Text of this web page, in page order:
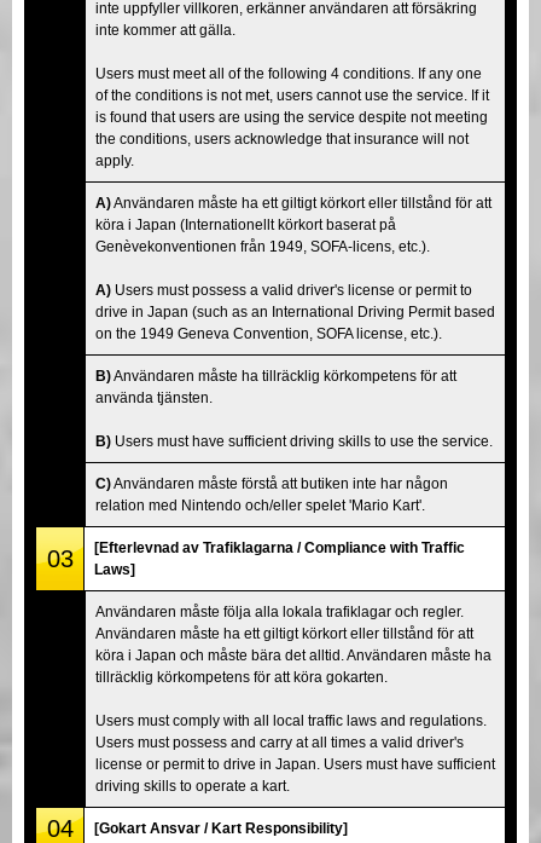
inte uppfyller villkoren, erkänner användaren att försäkring
inte kommer att gälla.
Users must meet all of the following 4 conditions. If any one
of the conditions is not met, users cannot use the service. If it
is found that users are using the service despite not meeting
the conditions, users acknowledge that insurance will not
apply.
A)Användaren måste ha ett giltigt körkort eller tillstånd för att
köra i Japan (Internationellt körkort baserat på
Genèvekonventionen från 1949, SOFA-licens, etc.).
A) Users must possess a valid driver's license or permit to
drive in Japan (such as an International Driving Permit based
on the 1949 Geneva Convention, SOFA license, etc.).
B)Användaren måste ha tillräcklig körkompetens för att
använda tjänsten.
B) Users must have sufficient driving skills to use the service.
C)Användaren måste förstå att butiken inte har någon
relation med Nintendo och/eller spelet 'Mario Kart'.
03
[Efterlevnad av Trafiklagarna / Compliance with Traffic
Laws]
Användaren måste följa alla lokala trafiklagar och regler.
Användaren måste ha ett giltigt körkort eller tillstånd för att
köra i Japan och måste bära det alltid. Användaren måste ha
tillräcklig körkompetens för att köra gokarten.
Users must comply with all local traffic laws and regulations.
Users must possess and carry at all times a valid driver's
license or permit to drive in Japan. Users must have sufficient
driving skills to operate a kart.
04 [Gokart Ansvar / Kart Responsibility]